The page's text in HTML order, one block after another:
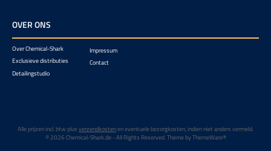
OVER ONS
Over Chemical-Shark
Exclusieve distributies
Detailingstudio
Impressum
Contact
Alle prijzen incl. btw plus verzendkostenen eventuele bezorgkosten, indien niet anders vermeld.
© 2026 Chemical-Shark.de - All Rights Reserved. Theme byThemeWare®